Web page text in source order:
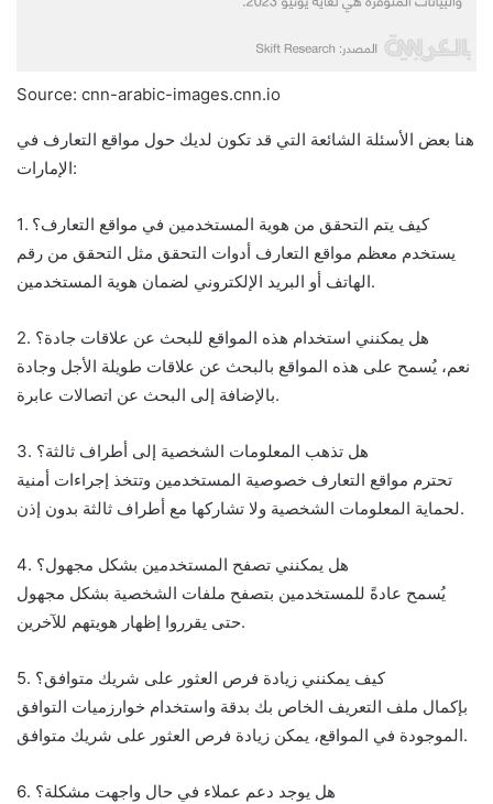
Source: cnn-arabic-images.cnn.io
هنا بعض الأسئلة الشائعة التي قد تكون لديك حول مواقع التعارف في
الإمارات:
1. كيف يتم التحقق من هوية المستخدمين في مواقع التعارف؟
يستخدم معظم مواقع التعارف أدوات التحقق مثل التحقق من رقم
الهاتف أو البريد الإلكتروني لضمان هوية المستخدمين.
2. هل يمكنني استخدام هذه المواقع للبحث عن علاقات جادة؟
نعم، يُسمح على هذه المواقع بالبحث عن علاقات طويلة الأجل وجادة
بالإضافة إلى البحث عن اتصالات عابرة.
3. هل تذهب المعلومات الشخصية إلى أطراف ثالثة؟
تحترم مواقع التعارف خصوصية المستخدمين وتتخذ إجراءات أمنية
لحماية المعلومات الشخصية ولا تشاركها مع أطراف ثالثة بدون إذن.
4. هل يمكنني تصفح المستخدمين بشكل مجهول؟
يُسمح عادةً للمستخدمين بتصفح ملفات الشخصية بشكل مجهول
حتى يقرروا إظهار هويتهم للآخرين.
5. كيف يمكنني زيادة فرص العثور على شريك متوافق؟
بإكمال ملف التعريف الخاص بك بدقة واستخدام خوارزميات التوافق
الموجودة في المواقع، يمكن زيادة فرص العثور على شريك متوافق.
6. هل يوجد دعم عملاء في حال واجهت مشكلة؟